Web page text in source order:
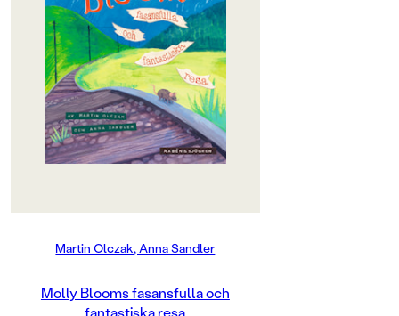
syntes en mus som hon en gång
hade älskat av hela sitt hjärta.
Hon hade hundratals frågor. Fanns
svaren i soporna?På kvällen, när
antikvariatet stängt, skyndade
Molly ner i papperskorgen och
letade bland äppelskrutt och
tepåsar.Snart hade hon hittat alla
pappersbitar. Försiktigt lade hon
dem på golvet, som ett pussel, och
Remo. Hon måste åka dit – men
Bloom, en modig liten mus som
Stockholm för en äventyrlig resa till
Italien. Målet? Att återförenas med
Martin Olczak, Anna Sandler
Molly Blooms fasansfulla och
fantastiska resa